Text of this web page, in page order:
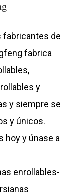
fabricantes de
fabrica
y
y siempre se
y únicos.
hoy y únase a
enrollables-